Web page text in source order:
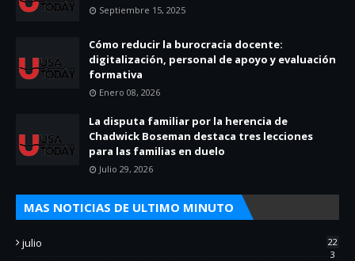
Septiembre 15, 2025
Cómo reducir la burocracia docente:
digitalización, personal de apoyo y evaluación
formativa
Enero 08, 2026
La disputa familiar por la herencia de
Chadwick Boseman destaca tres lecciones
para las familias en duelo
Julio 29, 2026
MAS NOTICIAS DE ULTIMO MINUTO
julio
22
3